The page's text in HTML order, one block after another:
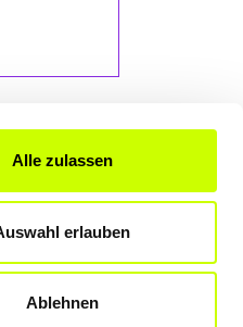
Alle zulassen
erlauben
Ablehnen